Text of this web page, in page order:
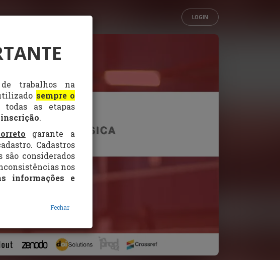
trabalhos na
sempre o
todas as etapas
.
garante a
Cadastros
considerados
nos
informações e
Fechar
LOGIN